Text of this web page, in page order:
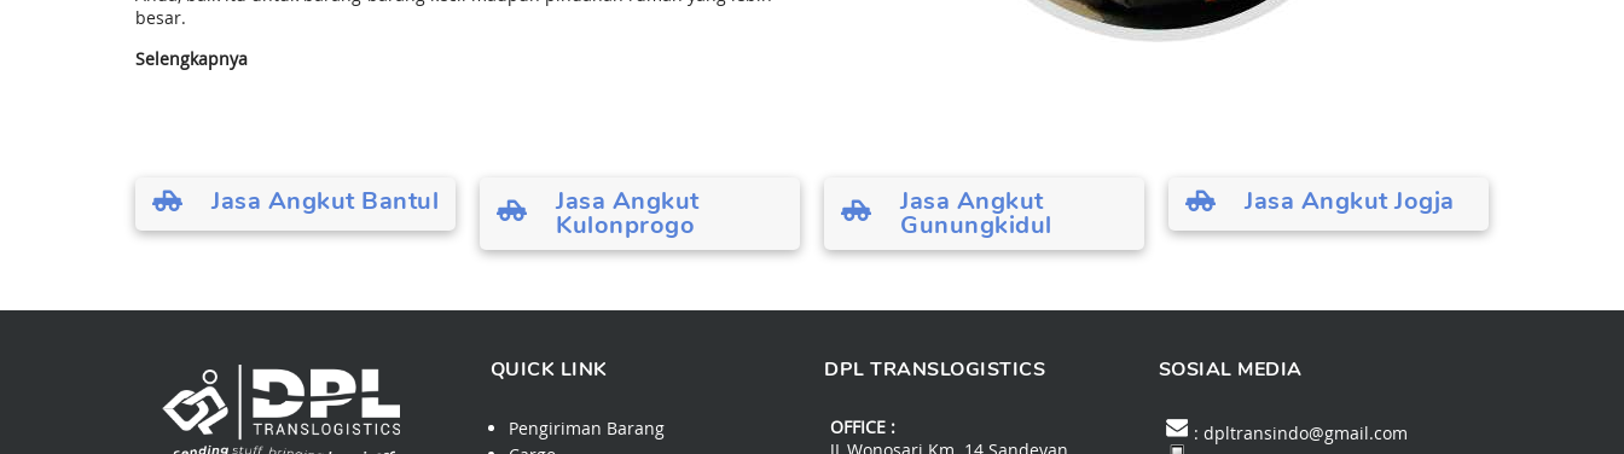
besar.
Selengkapnya
Jasa Angkut Bantul Jasa Angkut
Kulonprogo
Jasa Angkut
Gunungkidul
Jasa Angkut Jogja
QUICK LINK
Pengiriman Barang
DPL TRANSLOGISTICS
OFFICE :
SOSIAL MEDIA
: dpltransindo@gmail.com